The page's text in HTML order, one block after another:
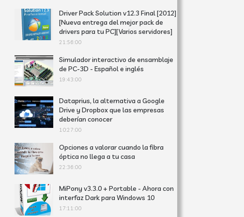
Driver Pack Solution v12.3 Final [2012]
[Nueva entrega del mejor pack de
drivers para tu PC][Varios servidores]
21:56:00
Simulador interactivo de ensamblaje
de PC-3D - Español e inglés
19:43:00
Dataprius, la alternativa a Google
Drive y Dropbox que las empresas
deberían conocer
10:27:00
Opciones a valorar cuando la fibra
óptica no llega a tu casa
22:36:00
MiPony v3.3.0 + Portable - Ahora con
interfaz Dark para Windows 10
17:11:00